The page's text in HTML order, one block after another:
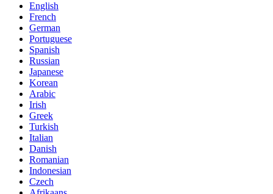
English
French
German
Portuguese
Spanish
Russian
Japanese
Korean
Arabic
Irish
Greek
Turkish
Italian
Danish
Romanian
Indonesian
Czech